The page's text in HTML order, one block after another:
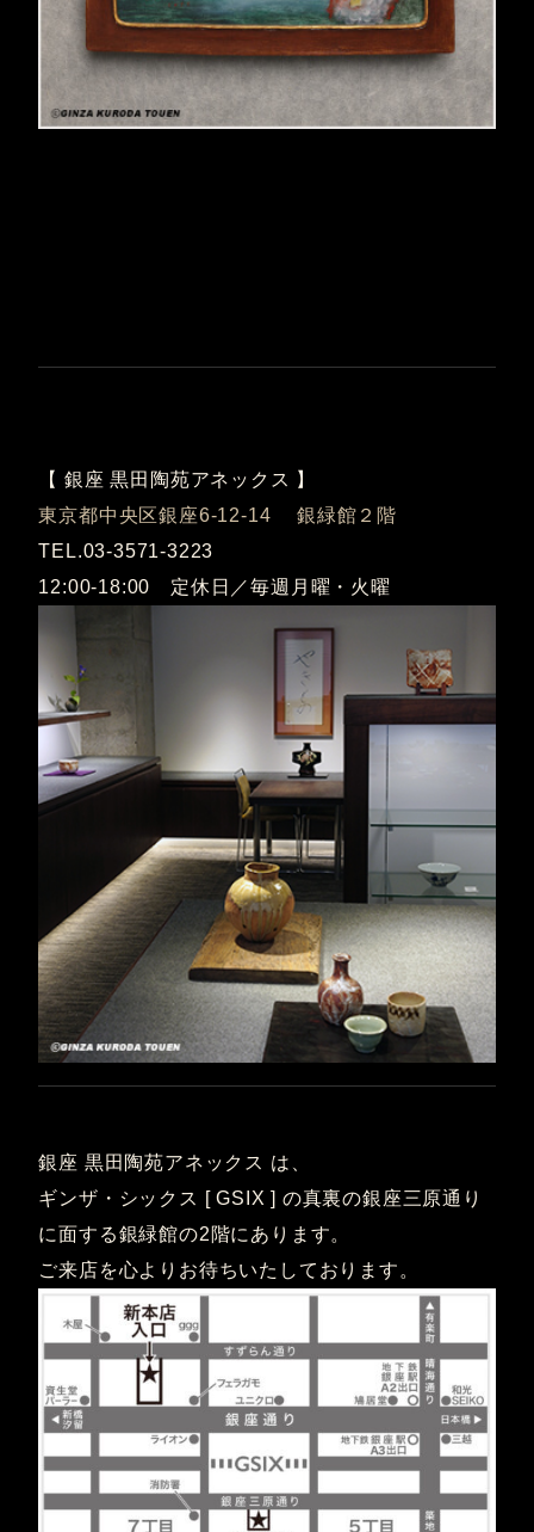
【 銀座 黒田陶苑アネックス 】
東京都中央区銀座6-12-14 銀緑館２階
TEL.03-3571-3223
12:00-18:00 定休日／毎週月曜・火曜
銀座 黒田陶苑アネックス は、
ギンザ・シックス [ GSIX ] の真裏の銀座三原通り
に面する銀緑館の2階にあります。
ご来店を心よりお待ちいたしております。